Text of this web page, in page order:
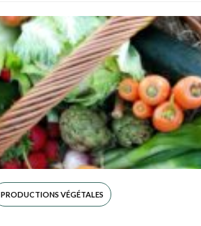
PRODUCTIONS VÉGÉTALES